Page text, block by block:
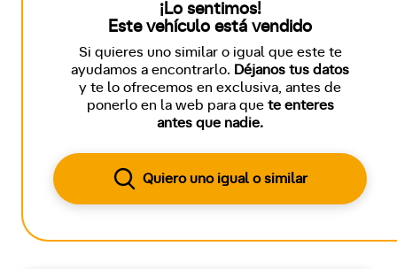
¡Lo sentimos!
Este vehículo está vendido
Si quieres uno similar o igual que este te
ayudamos a encontrarlo. Déjanos tus datos
y te lo ofrecemos en exclusiva, antes de
ponerlo en la web para que te enteres
antes que nadie.
Quiero uno igual o similar